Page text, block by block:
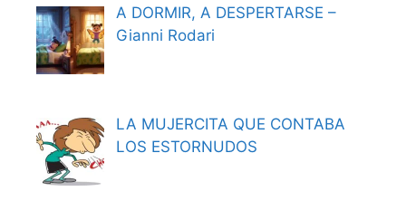
A DORMIR, A DESPERTARSE –
Gianni Rodari
LA MUJERCITA QUE CONTABA
LOS ESTORNUDOS